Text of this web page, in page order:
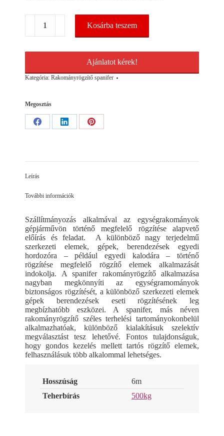
spanifer
5T/6m
mennyiség
Kosárba teszem
Ajánlatot kérek!
Kategória: Rakományrögzítő spanifer
Megosztás
Share
Share
Share
Leírás
További információk
Szállítmányozás alkalmával az egységrakományok
gépjárművön történő megfelelő rögzítése alapvető
előírás és feladat. A különböző nagy terjedelmű
szerkezeti elemek, gépek, berendezések egyedi
hordozóra – például egyedi kalodára – történő
rögzítése megfelelő rögzítő elemek alkalmazását
indokolja. A spanifer rakományrögzítő alkalmazása
nagyban megkönnyíti az egységramományok
biztonságos rögzítését, a különböző szerkezeti elemek
gépek berendezések eseti rögzítésének leg
megbízhatóbb eszközei. A spanifer, más néven
rakományrögzítő széles terhelési tartományokonbelül
alkalmazhatóak, különböző kialakításuk szelektív
megválasztást tesz lehetővé. Fontos tulajdonságuk,
hogy gondos kezelés mellett tartós rögzítő elemek,
felhasználásuk több alkalommal lehetséges.
Hosszúság
6m
Teherbírás
500kg